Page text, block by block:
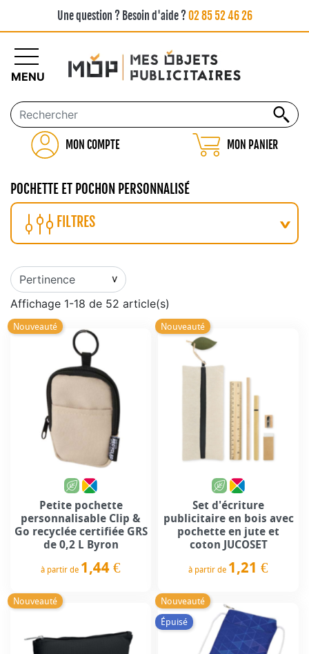
Une question ? Besoin d'aide ?02 85 52 46 26
MON COMPTE MON PANIER
MENU
POCHETTE ET POCHON PERSONNALISÉ
FILTRES
Affichage 1-18 de 52 article(s)
Nouveauté
Petite pochette
personnalisable Clip &
Go recyclée certifiée GRS
de 0,2 L Byron
à partir de 1,44 €
Nouveauté
Set d'écriture
publicitaire en bois avec
pochette en jute et
coton JUCOSET
à partir de 1,21 €
Nouveauté Nouveauté
Épuisé